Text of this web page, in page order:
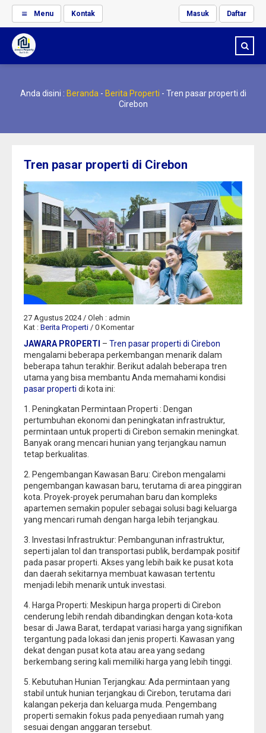
Menu Kontak Masuk Daftar
Anda disini : Beranda - Berita Properti - Tren pasar properti di
Cirebon
Tren pasar properti di Cirebon
27 Agustus 2024 / Oleh : admin
Kat : Berita Properti / 0 Komentar
JAWARA PROPERTI – Tren pasar properti di Cirebon
mengalami beberapa perkembangan menarik dalam
beberapa tahun terakhir. Berikut adalah beberapa tren
utama yang bisa membantu Anda memahami kondisi
pasar properti di kota ini:
1. Peningkatan Permintaan Properti : Dengan
pertumbuhan ekonomi dan peningkatan infrastruktur,
permintaan untuk properti di Cirebon semakin meningkat.
Banyak orang mencari hunian yang terjangkau namun
tetap berkualitas.
2. Pengembangan Kawasan Baru: Cirebon mengalami
pengembangan kawasan baru, terutama di area pinggiran
kota. Proyek-proyek perumahan baru dan kompleks
apartemen semakin populer sebagai solusi bagi keluarga
yang mencari rumah dengan harga lebih terjangkau.
3. Investasi Infrastruktur: Pembangunan infrastruktur,
seperti jalan tol dan transportasi publik, berdampak positif
pada pasar properti. Akses yang lebih baik ke pusat kota
dan daerah sekitarnya membuat kawasan tertentu
menjadi lebih menarik untuk investasi.
4. Harga Properti: Meskipun harga properti di Cirebon
cenderung lebih rendah dibandingkan dengan kota-kota
besar di Jawa Barat, terdapat variasi harga yang signifikan
tergantung pada lokasi dan jenis properti. Kawasan yang
dekat dengan pusat kota atau area yang sedang
berkembang sering kali memiliki harga yang lebih tinggi.
5. Kebutuhan Hunian Terjangkau: Ada permintaan yang
stabil untuk hunian terjangkau di Cirebon, terutama dari
kalangan pekerja dan keluarga muda. Pengembang
properti semakin fokus pada penyediaan rumah yang
sesuai dengan anggaran tersebut.